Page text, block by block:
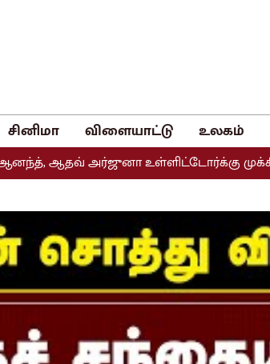
சினிமா விளையாட்டு உலகம்
உள்ளிட்டோர்க்கு முக்கிய துறைகள்